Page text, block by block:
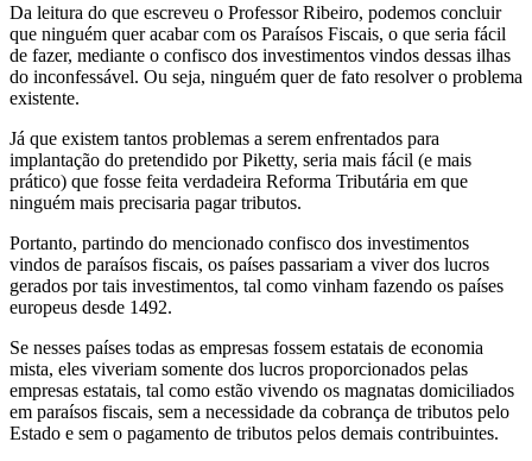
Da leitura do que escreveu o Professor Ribeiro, podemos concluir
que ninguém quer acabar com os Paraísos Fiscais, o que seria fácil
de fazer, mediante o confisco dos investimentos vindos dessas ilhas
do inconfessável. Ou seja, ninguém quer de fato resolver o problema
existente.
Já que existem tantos problemas a serem enfrentados para
implantação do pretendido por Piketty, seria mais fácil (e mais
prático) que fosse feita verdadeira Reforma Tributária em que
ninguém mais precisaria pagar tributos.
Portanto, partindo do mencionado confisco dos investimentos
vindos de paraísos fiscais, os países passariam a viver dos lucros
gerados por tais investimentos, tal como vinham fazendo os países
europeus desde 1492.
Se nesses países todas as empresas fossem estatais de economia
mista, eles viveriam somente dos lucros proporcionados pelas
empresas estatais, tal como estão vivendo os magnatas domiciliados
em paraísos fiscais, sem a necessidade da cobrança de tributos pelo
Estado e sem o pagamento de tributos pelos demais contribuintes.